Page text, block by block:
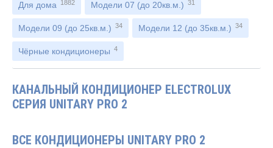
Для дома 1882 Модели 07 (до 20кв.м.) 31
Модели 09 (до 25кв.м.) 34 Модели 12 (до 35кв.м.) 34
Чёрные кондиционеры 4
КАНАЛЬНЫЙ КОНДИЦИОНЕР ELECTROLUX
СЕРИЯ UNITARY PRO 2
ВСЕ КОНДИЦИОНЕРЫ UNITARY PRO 2